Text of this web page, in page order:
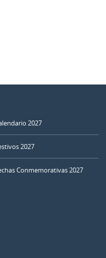
2027
2027
Conmemorativas 2027